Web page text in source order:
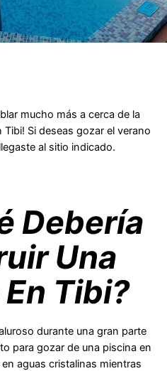
mucho más a cerca de la
Si deseas gozar el verano
al sitio indicado.
Debería
Una
Tibi?
durante una gran parte
para gozar de una piscina en
aguas cristalinas mientras